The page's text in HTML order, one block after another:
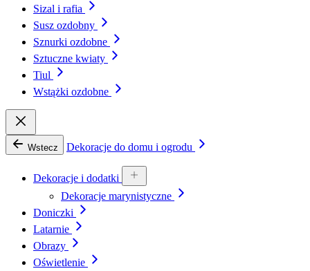
Sizal i rafia
Susz ozdobny
Sznurki ozdobne
Sztuczne kwiaty
Tiul
Wstążki ozdobne
Wstecz Dekoracje do domu i ogrodu
Dekoracje i dodatki
Dekoracje marynistyczne
Doniczki
Latarnie
Obrazy
Oświetlenie